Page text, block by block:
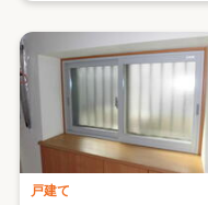
戸建て